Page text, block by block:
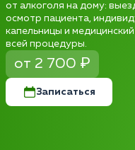
от алкоголя на дому:
осмотр пациента,
капельницы и
всей процедуры.
от 2 700 ₽
Записаться